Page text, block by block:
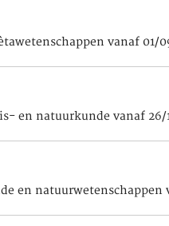
vanaf 01/
en natuurkunde vanaf 26/
en natuurwetenschappen